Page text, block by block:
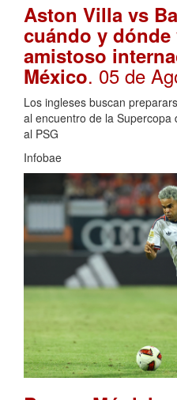
Aston Villa vs
cuándo y dónde
amistoso
México. 05 de
Los ingleses buscan
al encuentro de la
al PSG
Infobae